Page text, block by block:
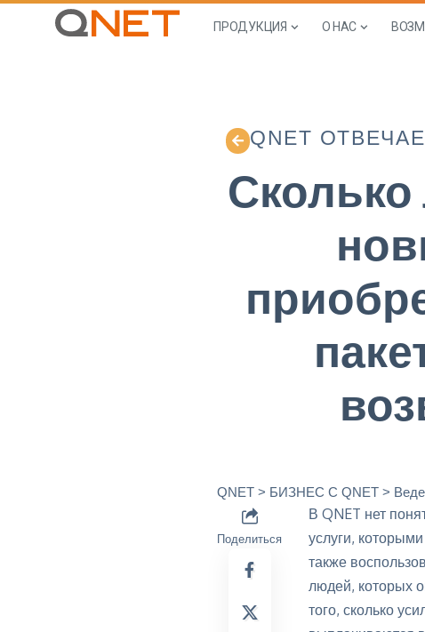
ПРОДУКЦИЯ О НАС
QNET
QNET > БИЗНЕС C QNET >
Поделиться
В QNET нет
услуги,
также
людей, которых
того, сколько